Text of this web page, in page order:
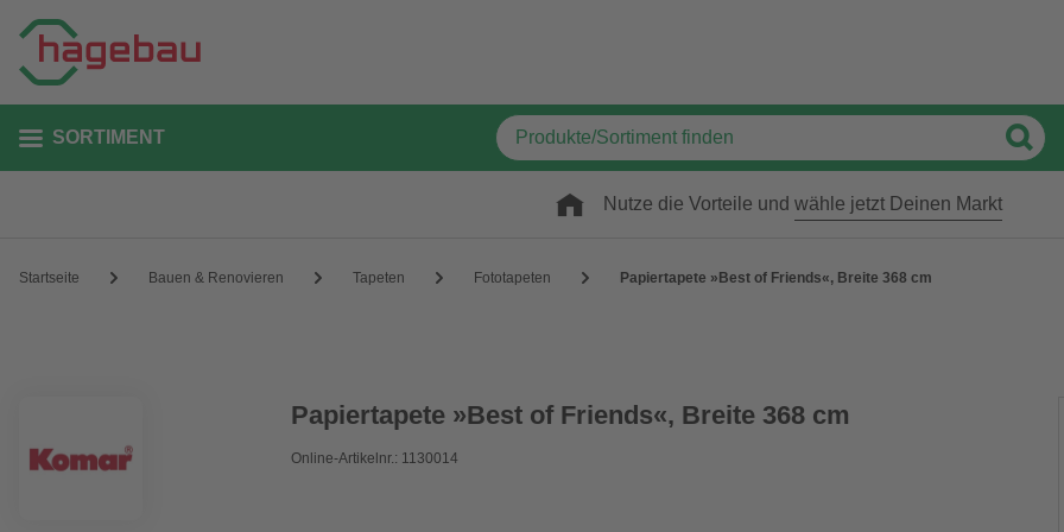
SORTIMENT
Nutze die Vorteile und wähle jetzt Deinen Markt
Startseite Bauen & Renovieren Tapeten Fototapeten Papiertapete »Best of Friends«, Breite 368 cm
Papiertapete »Best of Friends«, Breite 368 cm
Online-Artikelnr.: 1130014